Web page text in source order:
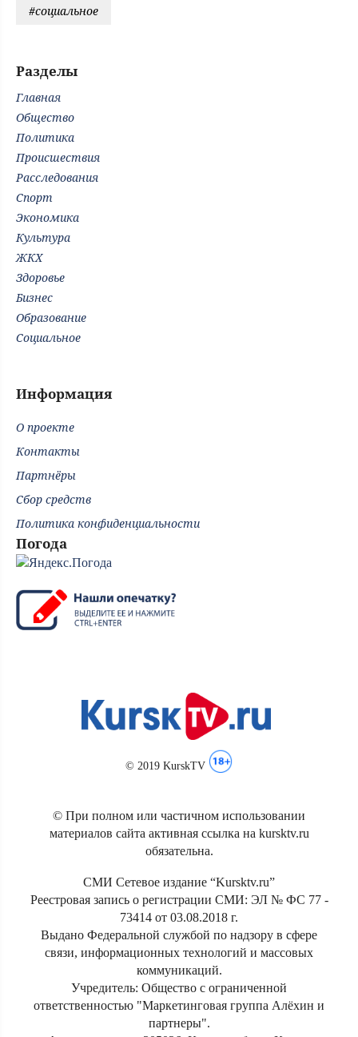
#социальное
Разделы
Главная
Общество
Политика
Происшествия
Расследования
Спорт
Экономика
Культура
ЖКХ
Здоровье
Бизнес
Образование
Социальное
Информация
О проекте
Контакты
Партнёры
Сбор средств
Политика конфиденциальности
Погода
© 2019 KurskTV
© При полном или частичном использовании
материалов сайта активная ссылка на kursktv.ru
обязательна.
СМИ Сетевое издание “Kursktv.ru”
Реестровая запись о регистрации СМИ: ЭЛ № ФС 77 -
73414 от 03.08.2018 г.
Выдано Федеральной службой по надзору в сфере
связи, информационных технологий и массовых
коммуникаций.
Учредитель: Общество с ограниченной
ответственностью "Маркетинговая группа Алёхин и
партнеры".